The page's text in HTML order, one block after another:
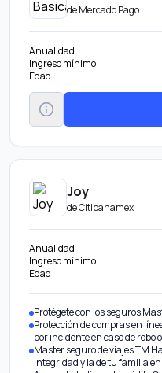
deMercado Pago
Anualidad
Ingreso mínimo
Edad
Joy
deCitibanamex
Anualidad
Ingreso mínimo
Edad
Protégete con los seguros
Protección de compras en
por incidente en caso de robo
Master seguro de viajes TM
integridad y la de tu familia